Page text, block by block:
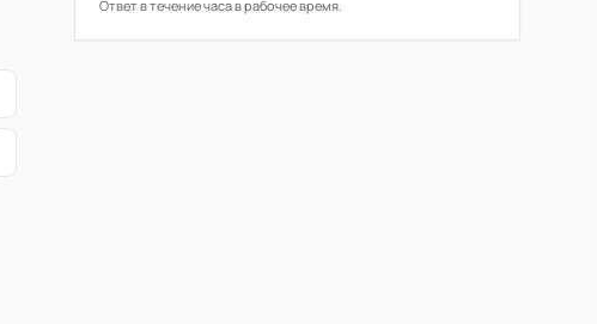
Ответ в течение часа в рабочее время.